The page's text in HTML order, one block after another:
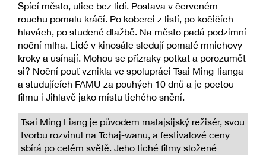
Spící město, ulice bez lidí. Postava v červeném
rouchu pomalu kráčí. Po koberci z listí, po kočičích
hlavách, po studené dlažbě. Na město padá podzimní
noční mlha. Lidé v kinosále sledují pomalé mnichovy
kroky a usínají. Mohou se přízraky potkat a porozumět
si? Noční pouť vznikla ve spolupráci Tsai Ming-lianga
a studujících FAMU za pouhých 10 dnů a je poctou
filmu i Jihlavě jako místu tichého snění.
Tsai Ming Liang je původem malajsijský režisér, svou
tvorbu rozvinul na Tchaj-wanu, a festivalové ceny
sbírá po celém světě. Jeho tiché filmy složené